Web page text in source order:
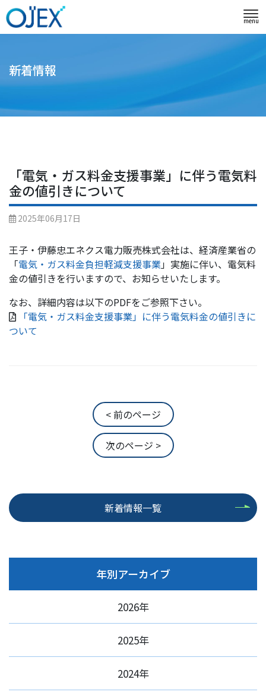
menu
新着情報
「電気・ガス料金支援事業」に伴う電気料
金の値引きについて
2025年06月17日
王子・伊藤忠エネクス電力販売株式会社は、経済産業省の
「電気・ガス料金負担軽減支援事業」実施に伴い、電気料
金の値引きを行いますので、お知らせいたします。
なお、詳細内容は以下のPDFをご参照下さい。
「電気・ガス料金支援事業」に伴う電気料金の値引きに
ついて
< 前のページ
次のページ >
新着情報一覧
年別アーカイブ
2026年
2025年
2024年